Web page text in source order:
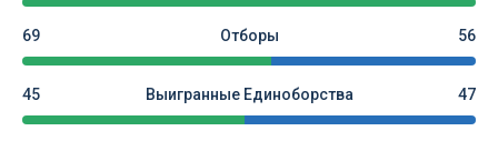
69 Отборы 56
45 Выигранные Единоборства 47